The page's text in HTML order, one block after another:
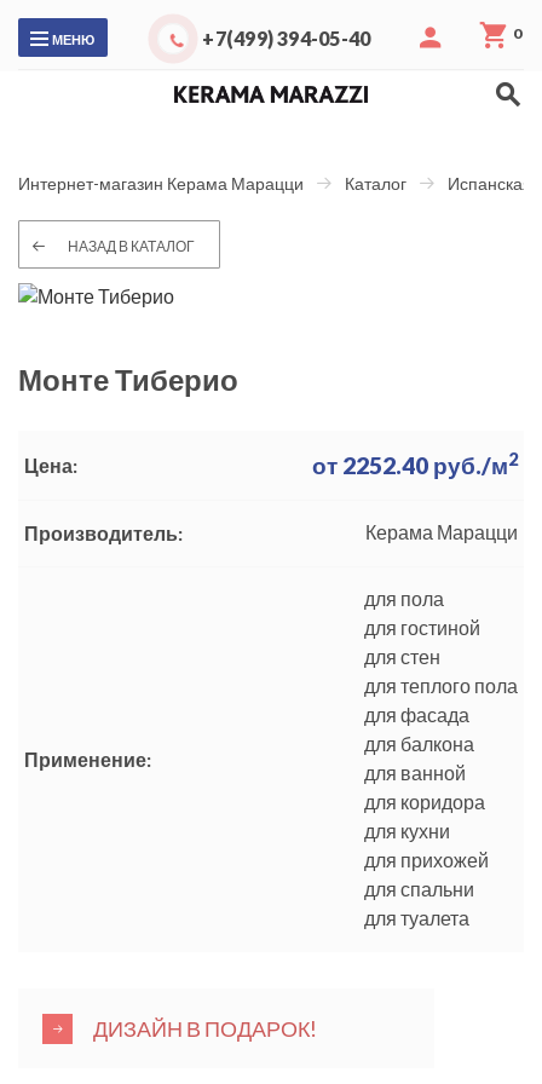
МЕНЮ +7(499) 394-05-40 0
Интернет-магазин Керама Марацци Каталог Испанская
НАЗАД В КАТАЛОГ
Монте Тиберио
Цена: от 2252.40 руб./м2
Производитель: Керама Марацци
Применение:
для пола
для гостиной
для стен
для теплого пола
для фасада
для балкона
для ванной
для коридора
для кухни
для прихожей
для спальни
для туалета
ДИЗАЙН В ПОДАРОК!